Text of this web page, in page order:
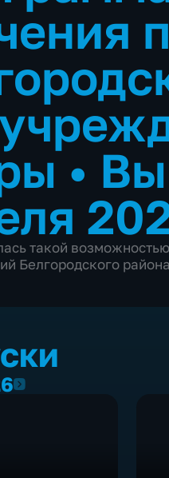
•
такой
Белгородского
2026